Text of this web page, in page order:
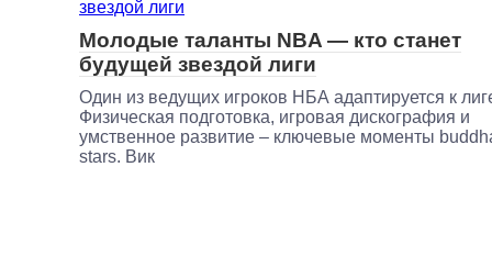
Молодые таланты NBA — кто станет
будущей звездой лиги
Один из ведущих игроков НБА адаптируется к
Физическая подготовка, игровая дискография и
умственное развитие – ключевые моменты
stars. Вик